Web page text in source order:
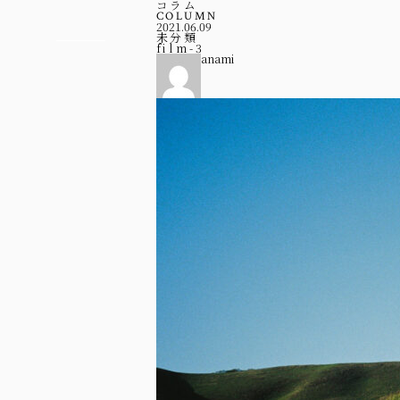
コラム
COLUMN
2021.06.09
未分類
film-3
anami